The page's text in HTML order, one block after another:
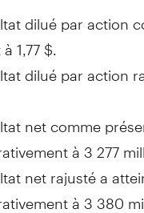
dilué par action
1,77 $.
dilué par action
net comme
à 3 277
net rajusté a
à 3 380